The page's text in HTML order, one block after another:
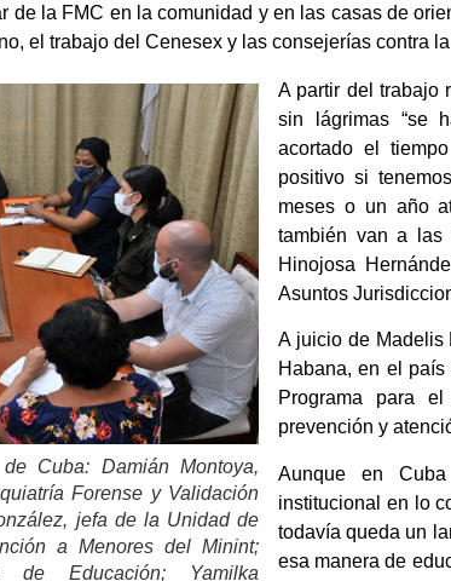
de la FMC en la comunidad y en las casas de
el trabajo del Cenesex y las consejerías contra
Cuba: Damián Montoya,
Forense y Validación
jefa de la Unidad de
a Menores del Minint;
de Educación; Yamilka
A partir del trabajo
sin lágrimas “se
acortado el
positivo si
meses o un año
también van a las
Hinojosa
Asuntos
A juicio de Madelis
Habana, en el
Programa para
prevención y
Aunque en
institucional en lo
todavía queda un
esa manera de